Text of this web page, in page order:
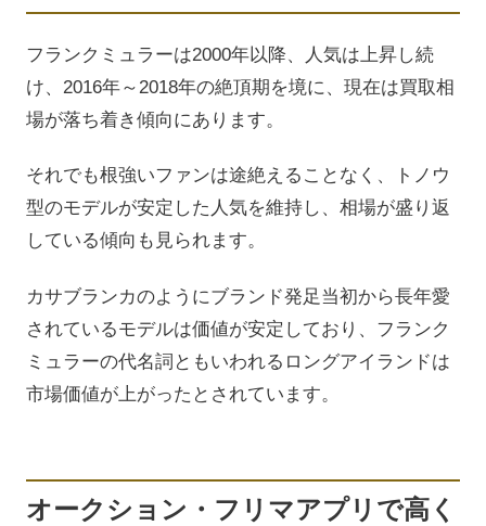
フランクミュラーは2000年以降、人気は上昇し続
け、2016年～2018年の絶頂期を境に、現在は買取相
場が落ち着き傾向にあります。
それでも根強いファンは途絶えることなく、トノウ
型のモデルが安定した人気を維持し、相場が盛り返
している傾向も見られます。
カサブランカのようにブランド発足当初から長年愛
されているモデルは価値が安定しており、フランク
ミュラーの代名詞ともいわれるロングアイランドは
市場価値が上がったとされています。
オークション・フリマアプリで高く